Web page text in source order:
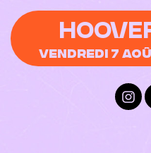
Vendredi 7